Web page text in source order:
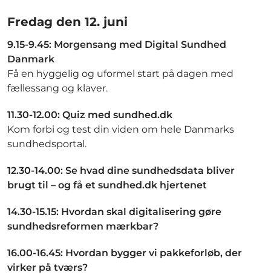
Fredag den 12. juni
9.15-9.45: Morgensang med Digital Sundhed
Danmark
Få en hyggelig og uformel start på dagen med
fællessang og klaver.
11.30-12.00: Quiz med sundhed.dk
Kom forbi og test din viden om hele Danmarks
sundhedsportal.​
12.30-14.00: Se hvad dine sundhedsdata bliver
brugt til – og få et sundhed.dk hjertenet
14.30-15.15: Hvordan skal digitalisering gøre
sundhedsreformen mærkbar?
16.00-16.45: Hvordan bygger vi pakkeforløb, der
virker på tværs?